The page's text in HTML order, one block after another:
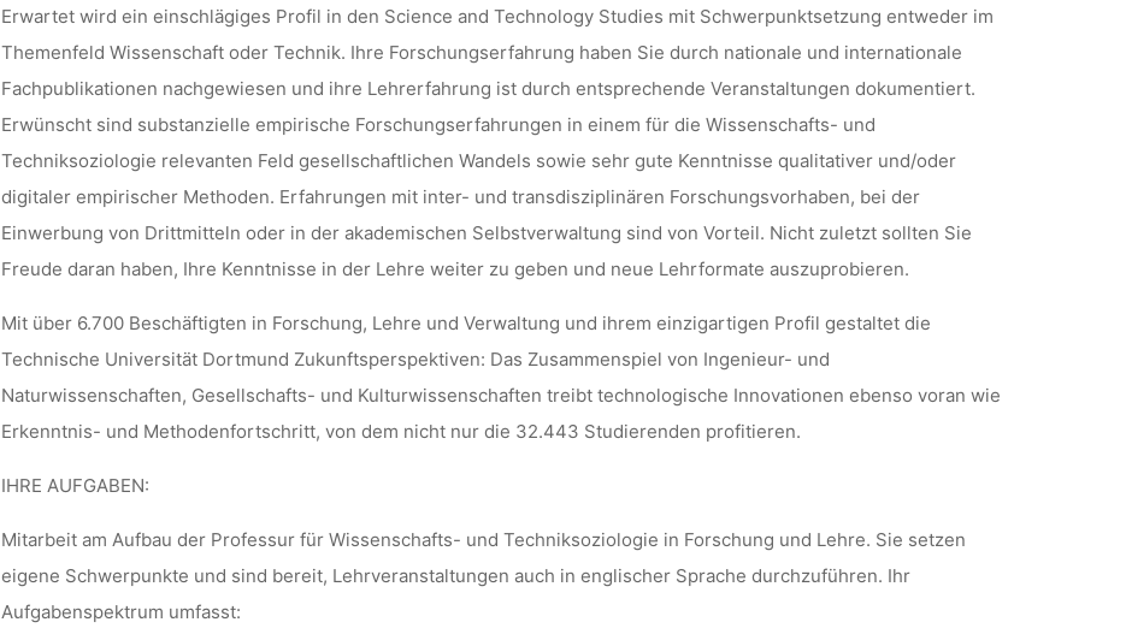
lisa 23. März 2022
Erwartet wird ein einschlägiges Profil in den Science and Technology Studies mit Schwerpunktsetzung entweder im
Themenfeld Wissenschaft oder Technik. Ihre Forschungserfahrung haben Sie durch nationale und internationale
Fachpublikationen nachgewiesen und ihre Lehrerfahrung ist durch entsprechende Veranstaltungen dokumentiert.
Erwünscht sind substanzielle empirische Forschungserfahrungen in einem für die Wissenschafts- und
Techniksoziologie relevanten Feld gesellschaftlichen Wandels sowie sehr gute Kenntnisse qualitativer und/oder
digitaler empirischer Methoden. Erfahrungen mit inter- und transdisziplinären Forschungsvorhaben, bei der
Einwerbung von Drittmitteln oder in der akademischen Selbstverwaltung sind von Vorteil. Nicht zuletzt sollten Sie
Freude daran haben, Ihre Kenntnisse in der Lehre weiter zu geben und neue Lehrformate auszuprobieren.
Mit über 6.700 Beschäftigten in Forschung, Lehre und Verwaltung und ihrem einzigartigen Profil gestaltet die
Technische Universität Dortmund Zukunftsperspektiven: Das Zusammenspiel von Ingenieur- und
Naturwissenschaften, Gesellschafts- und Kulturwissenschaften treibt technologische Innovationen ebenso voran wie
Erkenntnis- und Methodenfortschritt, von dem nicht nur die 32.443 Studierenden profitieren.
IHRE AUFGABEN:
Mitarbeit am Aufbau der Professur für Wissenschafts- und Techniksoziologie in Forschung und Lehre. Sie setzen
eigene Schwerpunkte und sind bereit, Lehrveranstaltungen auch in englischer Sprache durchzuführen. Ihr
Aufgabenspektrum umfasst: